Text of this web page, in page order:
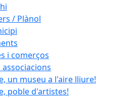
/ Plànol
i comerços
un museu a l'aire lliure!
poble d'artistes!